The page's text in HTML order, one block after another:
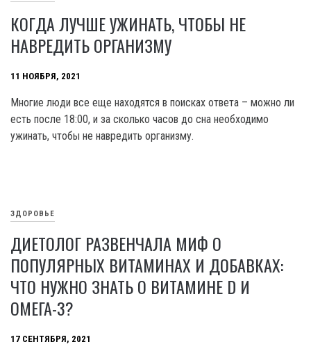
КОГДА ЛУЧШЕ УЖИНАТЬ, ЧТОБЫ НЕ
НАВРЕДИТЬ ОРГАНИЗМУ
11 НОЯБРЯ, 2021
Многие люди все еще находятся в поисках ответа – можно ли
есть после 18:00, и за сколько часов до сна необходимо
ужинать, чтобы не навредить организму.
ЗДОРОВЬЕ
ДИЕТОЛОГ РАЗВЕНЧАЛА МИФ О
ПОПУЛЯРНЫХ ВИТАМИНАХ И ДОБАВКАХ:
ЧТО НУЖНО ЗНАТЬ О ВИТАМИНЕ D И
ОМЕГА-3?
17 СЕНТЯБРЯ, 2021